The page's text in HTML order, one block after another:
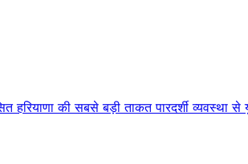
की सबसे बड़ी ताकत पारदर्शी व्यवस्था